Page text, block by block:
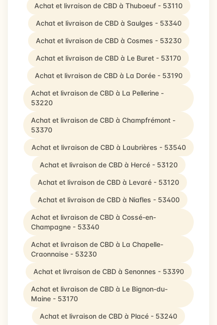
Achat et livraison de CBD à Thuboeuf - 53110
Achat et livraison de CBD à Saulges - 53340
Achat et livraison de CBD à Cosmes - 53230
Achat et livraison de CBD à Le Buret - 53170
Achat et livraison de CBD à La Dorée - 53190
Achat et livraison de CBD à La Pellerine -
53220
Achat et livraison de CBD à Champfrémont -
53370
Achat et livraison de CBD à Laubrières - 53540
Achat et livraison de CBD à Hercé - 53120
Achat et livraison de CBD à Levaré - 53120
Achat et livraison de CBD à Niafles - 53400
Achat et livraison de CBD à Cossé-en-
Champagne - 53340
Achat et livraison de CBD à La Chapelle-
Craonnaise - 53230
Achat et livraison de CBD à Senonnes - 53390
Achat et livraison de CBD à Le Bignon-du-
Maine - 53170
Achat et livraison de CBD à Placé - 53240